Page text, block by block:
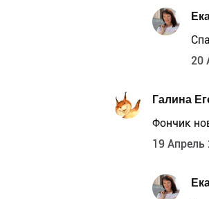
20
Галина
Фончик
19 Апрель